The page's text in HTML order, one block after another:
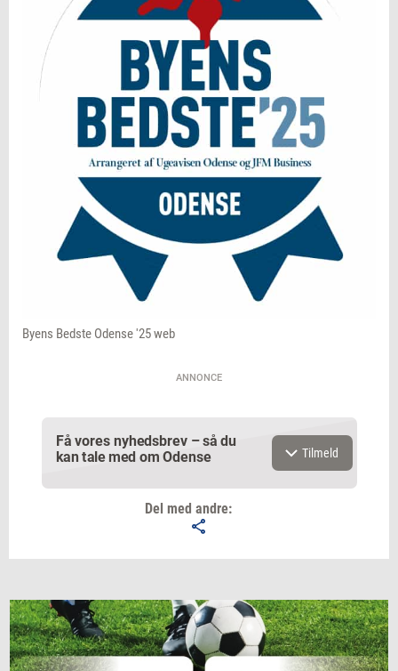
Byens Bedste Odense '25 web
ANNONCE
Få vores nyhedsbrev – så du
kan tale med om Odense
Navn
Tilmeld
Del med andre: